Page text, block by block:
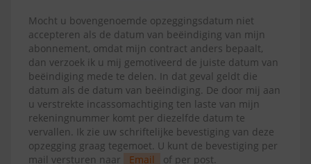
Mocht u bovengenoemde opzeggingsdatum niet
accepteren als de datum van beëindiging van mijn
abonnement, omdat mijn contract anders bepaalt,
dan verzoek ik u mij gemotiveerd de juiste datum van
beëindiging mede te delen. In dat geval geldt die
datum als de datum van beëindiging. De door mij aan
u verstrekte incassomachtiging ten laste van mijn
rekeningnummer komt per diezelfde datum te
vervallen. Ik zie uw schriftelijke bevestiging van deze
opzegging graag tegemoet. U kunt de bevestiging per
mail versturen naar
Email of per post.